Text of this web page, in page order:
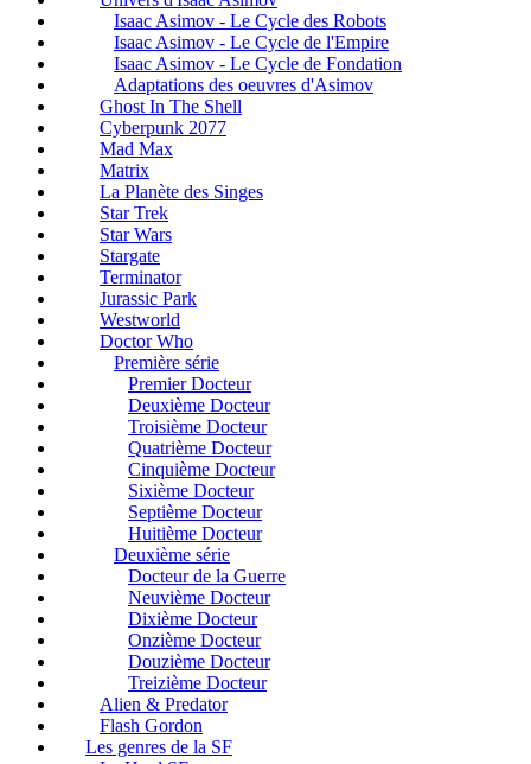
Isaac Asimov - Le Cycle des Robots
Isaac Asimov - Le Cycle de l'Empire
Isaac Asimov - Le Cycle de Fondation
Adaptations des oeuvres d'Asimov
Ghost In The Shell
Cyberpunk 2077
Mad Max
Matrix
La Planète des Singes
Star Trek
Star Wars
Stargate
Terminator
Jurassic Park
Westworld
Doctor Who
Première série
Premier Docteur
Deuxième Docteur
Troisième Docteur
Quatrième Docteur
Cinquième Docteur
Sixième Docteur
Septième Docteur
Huitième Docteur
Deuxième série
Docteur de la Guerre
Neuvième Docteur
Dixième Docteur
Onzième Docteur
Douzième Docteur
Treizième Docteur
Alien & Predator
Flash Gordon
Les genres de la SF